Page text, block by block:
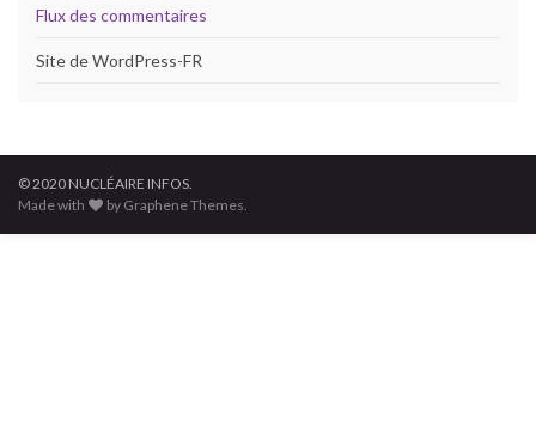
Flux des commentaires
Site de WordPress-FR
© 2020 NUCLÉAIRE INFOS.
Made with
by Graphene Themes.